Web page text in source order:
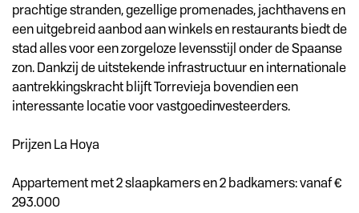
prachtige stranden, gezellige promenades, jachthavens en
een uitgebreid aanbod aan winkels en restaurants biedt de
stad alles voor een zorgeloze levensstijl onder de Spaanse
zon. Dankzij de uitstekende infrastructuur en internationale
aantrekkingskracht blijft Torrevieja bovendien een
interessante locatie voor vastgoedinvesteerders.
Prijzen La Hoya
Appartement met 2 slaapkamers en 2 badkamers: vanaf €
293.000